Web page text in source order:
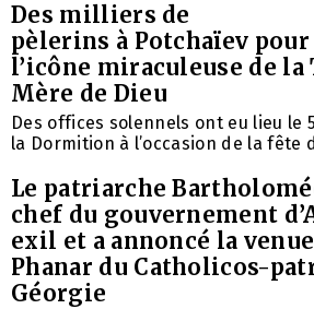
Des milliers de
pèlerins à Potchaïev
l’icône miraculeuse de la
Mère de Dieu
Des offices solennels ont eu lieu le
la Dormition à l’occasion de la fête
Le patriarche
chef du gouvernement
exil et a annoncé la
Phanar du Catholicos-
Géorgie